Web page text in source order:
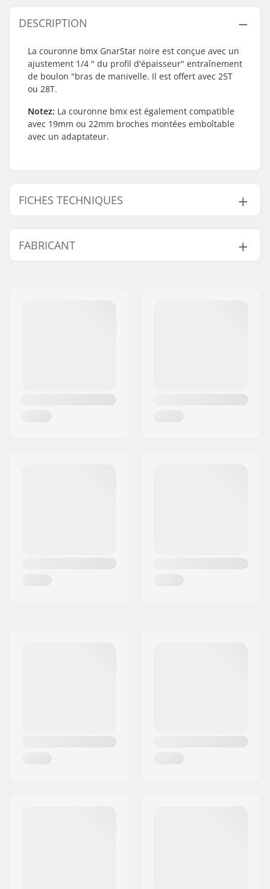
DESCRIPTION
La couronne bmx GnarStar noire est conçue avec un
ajustement 1/4 " du profil d'épaisseur" entraînement
de boulon "bras de manivelle. Il est offert avec 25T
ou 28T.
Notez: La couronne bmx est également compatible
avec 19mm ou 22mm broches montées emboîtable
avec un adaptateur.
FICHES TECHNIQUES
Nombre de
pignons/dents:
25T
Montage des
19mm, 22mm, Vis
FABRICANT